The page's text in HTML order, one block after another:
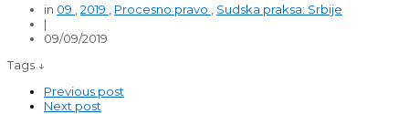
in 09 2019 Procesno pravo
Sudska praksa: Srbije
|
09/09/2019
Tags ↓
Previous post
Next post